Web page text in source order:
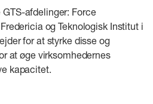
afdelinger: Force
og Teknologisk Institut i
for at styrke disse og
at øge virksomhedernes
kapacitet.